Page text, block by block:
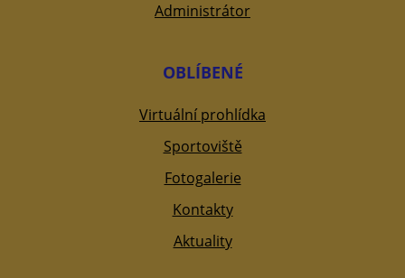
Administrátor
OBLÍBENÉ
Virtuální prohlídka
Sportoviště
Fotogalerie
Kontakty
Aktuality